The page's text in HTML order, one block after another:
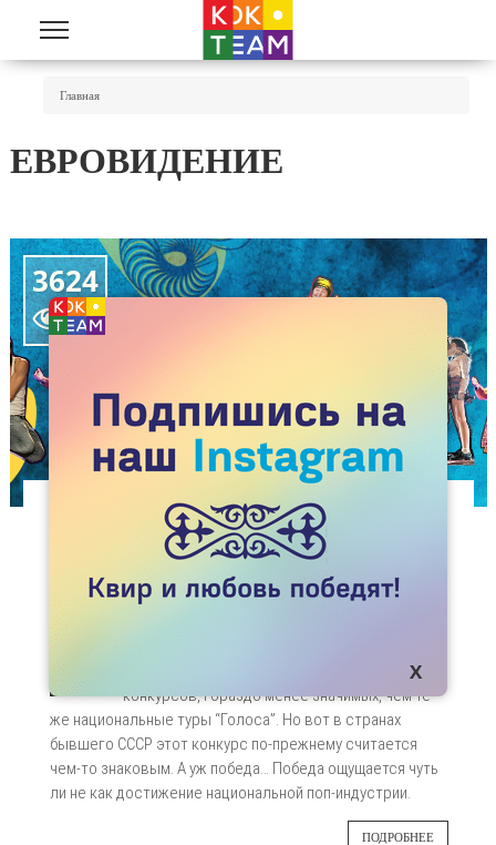
Перейти к основному содержанию
Главная
ЕВРОВИДЕНИЕ
3624

ЕВРОВИДЕНИЕ: РОССИЯ ЗДОРОВОГО
ЧЕЛОВЕКА
11
Сейчас это один из проходных европейских
конкурсов, гораздо менее значимых, чем те
же национальные туры “Голоса”. Но вот в странах
бывшего СССР этот конкурс по-прежнему считается
чем-то знаковым. А уж победа… Победа ощущается чуть
ли не как достижение национальной поп-индустрии.
ПОДРОБНЕЕ